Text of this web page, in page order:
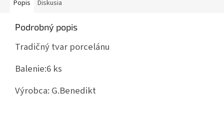
Popis Diskusia
Podrobný popis
Tradičný tvar porcelánu
Balenie:6 ks
Výrobca: G.Benedikt